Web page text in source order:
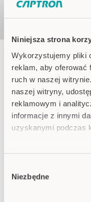
Niniejsza strona
Wykorzystujemy pliki
reklam, aby oferować
ruch w naszej
naszej witryny,
reklamowym i
informacje z innymi
uzyskanymi podczas
zgody
Niezbędne
Kolory
Specyfikacje
zasilania